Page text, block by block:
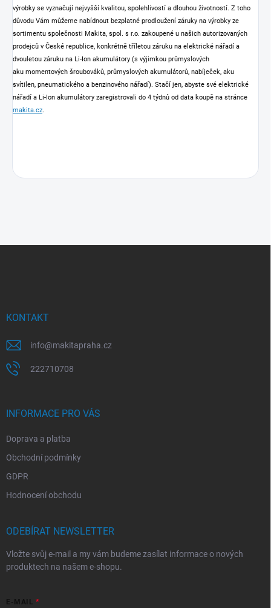
výrobky se vyznačují nejvyšší kvalitou, spolehlivostí a dlouhou životností. Z toho
důvodu Vám můžeme nabídnout bezplatné prodloužení záruky na výrobky ze
sortimentu společnosti Makita, spol. s r.o. zakoupené u našich autorizovaných
prodejců v České republice, konkrétně tříletou záruku na elektrické nářadí a
dvouletou záruku na Li-Ion akumulátory (s výjimkou průmyslových
aku momentových šroubováků, průmyslových akumulátorů, nabíječek, aku
svítilen, pneumatického a benzinového nářadí). Stačí jen, abyste své elektrické
nářadí a Li-Ion akumulátory zaregistrovali do 4 týdnů od data koupě na stránce
makita.cz.
KONTAKT
info@makitapraha.cz
222710708
INFORMACE PRO VÁS
Doprava a platba
Obchodní podmínky
GDPR
Hodnocení obchodu
ODEBÍRAT NEWSLETTER
Vložte svůj e-mail a my vám budeme zasílat informace o nových
produktech na našem e-shopu.
E-MAIL